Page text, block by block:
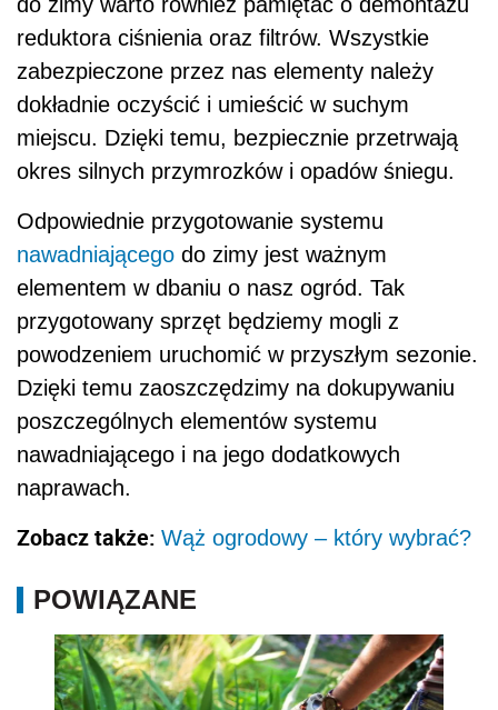
reduktora ciśnienia oraz filtrów. Wszystkie
zabezpieczone przez nas elementy należy
dokładnie oczyścić i umieścić w suchym
miejscu. Dzięki temu, bezpiecznie przetrwają
okres silnych przymrozków i opadów śniegu.
Odpowiednie przygotowanie systemu
nawadniającego do zimy jest ważnym
elementem w dbaniu o nasz ogród. Tak
przygotowany sprzęt będziemy mogli z
powodzeniem uruchomić w przyszłym sezonie.
Dzięki temu zaoszczędzimy na dokupywaniu
poszczególnych elementów systemu
nawadniającego i na jego dodatkowych
naprawach.
Zobacz także: Wąż ogrodowy – który wybrać?
POWIĄZANE